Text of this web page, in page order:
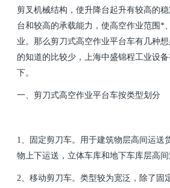
剪叉机械结构，使升降台起升有较高的
台和较高的承载能力，使高空作业范围*
业。那么剪刀式高空作业平台车有几种
的知道的比较少，上海中盛锦程工业设
下。
一、剪刀式高空作业平台车按类型划分
1、固定剪刀车。用于建筑物层高间运送
物上下运送，立体车库和地下车库层高
2、移动剪刀车。类型较为宽泛，除了固